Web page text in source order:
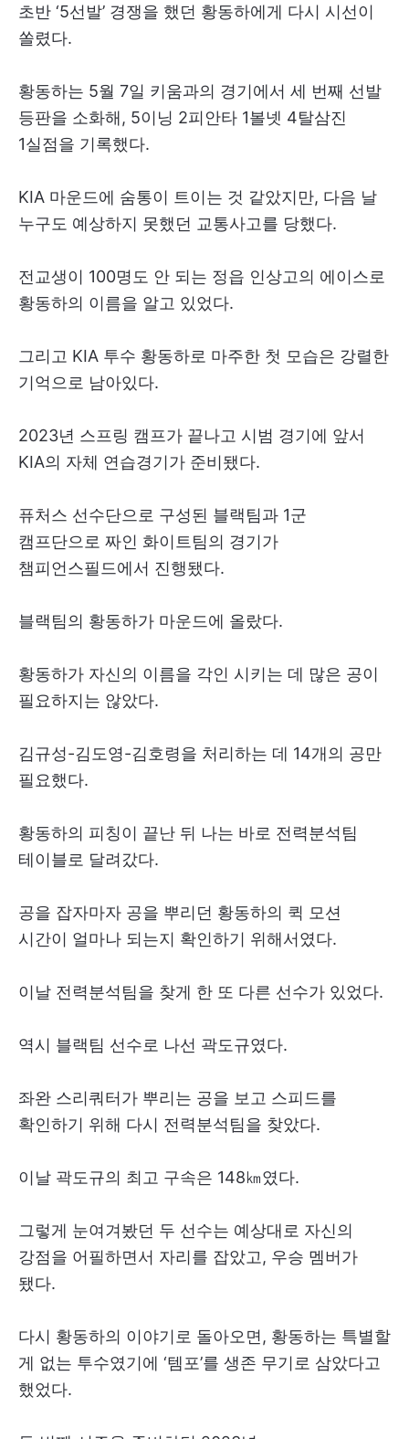
초반 ‘5선발’ 경쟁을 했던 황동하에게 다시 시선이
쏠렸다.
황동하는 5월 7일 키움과의 경기에서 세 번째 선발
등판을 소화해, 5이닝 2피안타 1볼넷 4탈삼진
1실점을 기록했다.
KIA 마운드에 숨통이 트이는 것 같았지만, 다음 날
누구도 예상하지 못했던 교통사고를 당했다.
전교생이 100명도 안 되는 정읍 인상고의 에이스로
황동하의 이름을 알고 있었다.
그리고 KIA 투수 황동하로 마주한 첫 모습은 강렬한
기억으로 남아있다.
2023년 스프링 캠프가 끝나고 시범 경기에 앞서
KIA의 자체 연습경기가 준비됐다.
퓨처스 선수단으로 구성된 블랙팀과 1군
캠프단으로 짜인 화이트팀의 경기가
챔피언스필드에서 진행됐다.
블랙팀의 황동하가 마운드에 올랐다.
황동하가 자신의 이름을 각인 시키는 데 많은 공이
필요하지는 않았다.
김규성-김도영-김호령을 처리하는 데 14개의 공만
필요했다.
황동하의 피칭이 끝난 뒤 나는 바로 전력분석팀
테이블로 달려갔다.
공을 잡자마자 공을 뿌리던 황동하의 퀵 모션
시간이 얼마나 되는지 확인하기 위해서였다.
이날 전력분석팀을 찾게 한 또 다른 선수가 있었다.
역시 블랙팀 선수로 나선 곽도규였다.
좌완 스리쿼터가 뿌리는 공을 보고 스피드를
확인하기 위해 다시 전력분석팀을 찾았다.
이날 곽도규의 최고 구속은 148㎞였다.
그렇게 눈여겨봤던 두 선수는 예상대로 자신의
강점을 어필하면서 자리를 잡았고, 우승 멤버가
됐다.
다시 황동하의 이야기로 돌아오면, 황동하는 특별할
게 없는 투수였기에 ‘템포’를 생존 무기로 삼았다고
했었다.